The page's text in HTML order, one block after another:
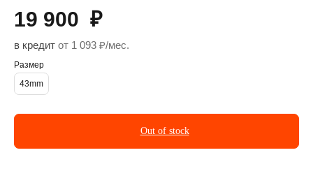
19 900 ₽
в кредит от 1 093 ₽/мес.
Размер
43mm
Out of stock